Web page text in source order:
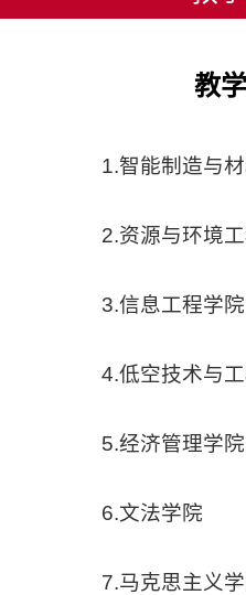
教
1.智能制造与
2.资源与环境
3.信息工程学院
4.低空技术与
5.经济管理学院
6.文法学院
7.马克思主义